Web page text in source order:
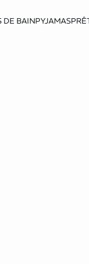
DE BAINPYJAMAS